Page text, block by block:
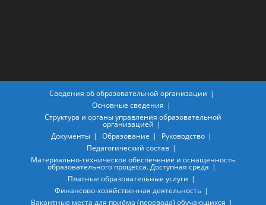
Сведения об образовательной организации
Основные сведения
Структура и органы управления образовательной
организацией
Документы
Образование
Руководство
Педагогический состав
Материально-техническое обеспечение и оснащенность
образовательного процесса. Доступная среда
Платные образовательные услуги
Финансово-хозяйственная деятельность
Вакантные места для приёма (перевода) обучающихся